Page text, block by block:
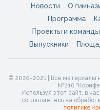
Новости О
Программа
Проекты и команды
Выпускники
© 2020-2021 | Все материалы
№210
Используя этот сайт, в
соглашаетесь на
политике